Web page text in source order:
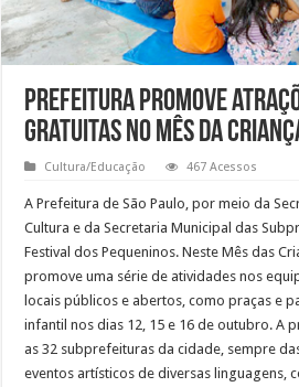
Prefeitura promove
gratuitas no mês da
Cultura/Educação 467 Acessos
A Prefeitura de São Paulo, por meio da
Cultura e da Secretaria Municipal das
Festival dos Pequeninos. Neste Mês das
promove uma série de atividades nos
locais públicos e abertos, como praças e
infantil nos dias 12, 15 e 16 de outubro. A
as 32 subprefeituras da cidade, sempre
eventos artísticos de diversas linguagens,